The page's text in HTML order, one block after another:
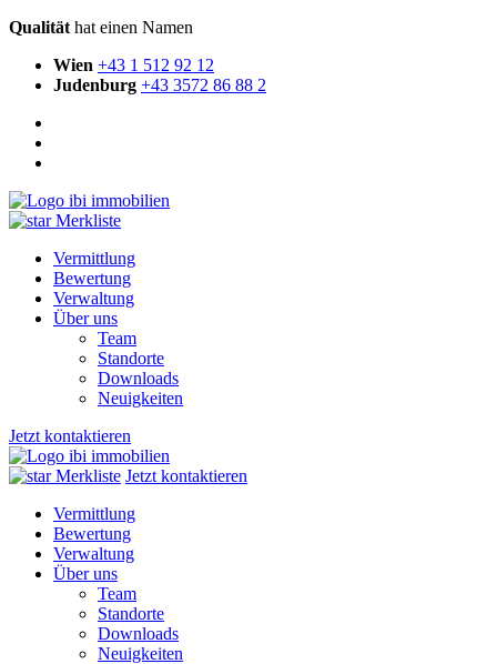
Qualität hat einen Namen
Wien +43 1 512 92 12
Judenburg +43 3572 86 88 2
Merkliste
Vermittlung
Bewertung
Verwaltung
Über uns
Team
Standorte
Downloads
Neuigkeiten
Jetzt kontaktieren
Merkliste Jetzt kontaktieren
Vermittlung
Bewertung
Verwaltung
Über uns
Team
Standorte
Downloads
Neuigkeiten